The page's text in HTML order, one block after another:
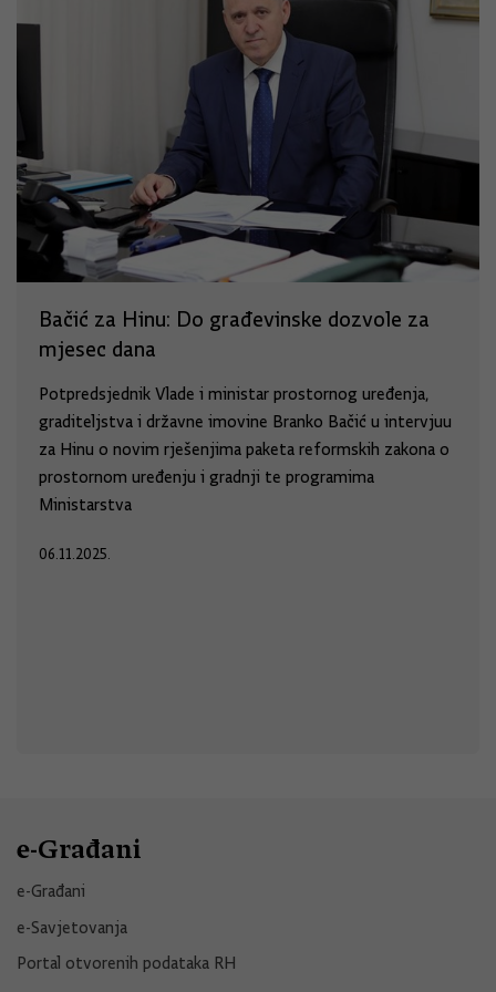
Bačić za Hinu: Do građevinske dozvole za
mjesec dana
Potpredsjednik Vlade i ministar prostornog uređenja,
graditeljstva i državne imovine Branko Bačić u intervjuu
za Hinu o novim rješenjima paketa reformskih zakona o
prostornom uređenju i gradnji te programima
Ministarstva
06.11.2025.
e-Građani
e-Građani
e-Savjetovanja
Portal otvorenih podataka RH